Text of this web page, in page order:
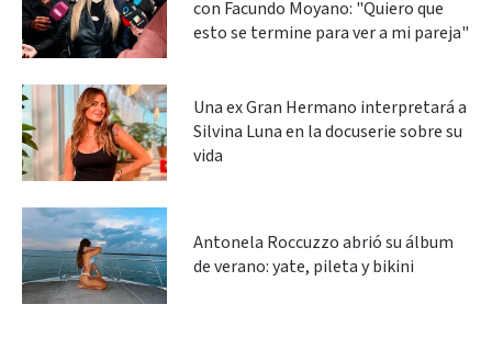
con Facundo Moyano: "Quiero que
esto se termine para ver a mi pareja"
Una ex Gran Hermano interpretará a
Silvina Luna en la docuserie sobre su
vida
Antonela Roccuzzo abrió su álbum
de verano: yate, pileta y bikini